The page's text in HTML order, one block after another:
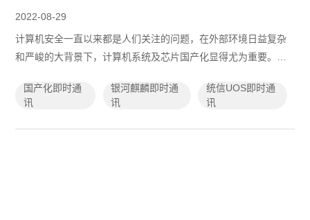
2022-08-29
计算机安全一直以来都是人们关注的问题，在外部环境日益复杂
和严峻的大背景下，计算机系统及芯片国产化显得尤为重要。虽
和政府单位纷纷使用国产计算机，但...
国产化即时通
讯
银河麒麟即时通
讯
统信UOS即时通
讯